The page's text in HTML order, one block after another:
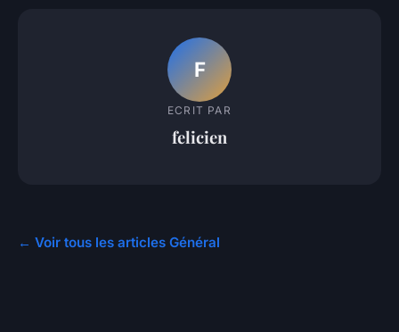
F
ECRIT PAR
felicien
← Voir tous les articles Général